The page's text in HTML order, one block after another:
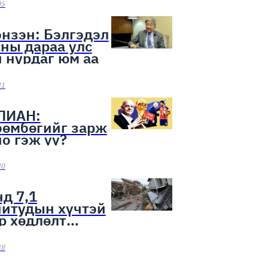
Бэлгэдэл
дараа улс
нурдаг юм аа
зарж
гэж үү?
7,1
хүчтэй
хөдлөлт